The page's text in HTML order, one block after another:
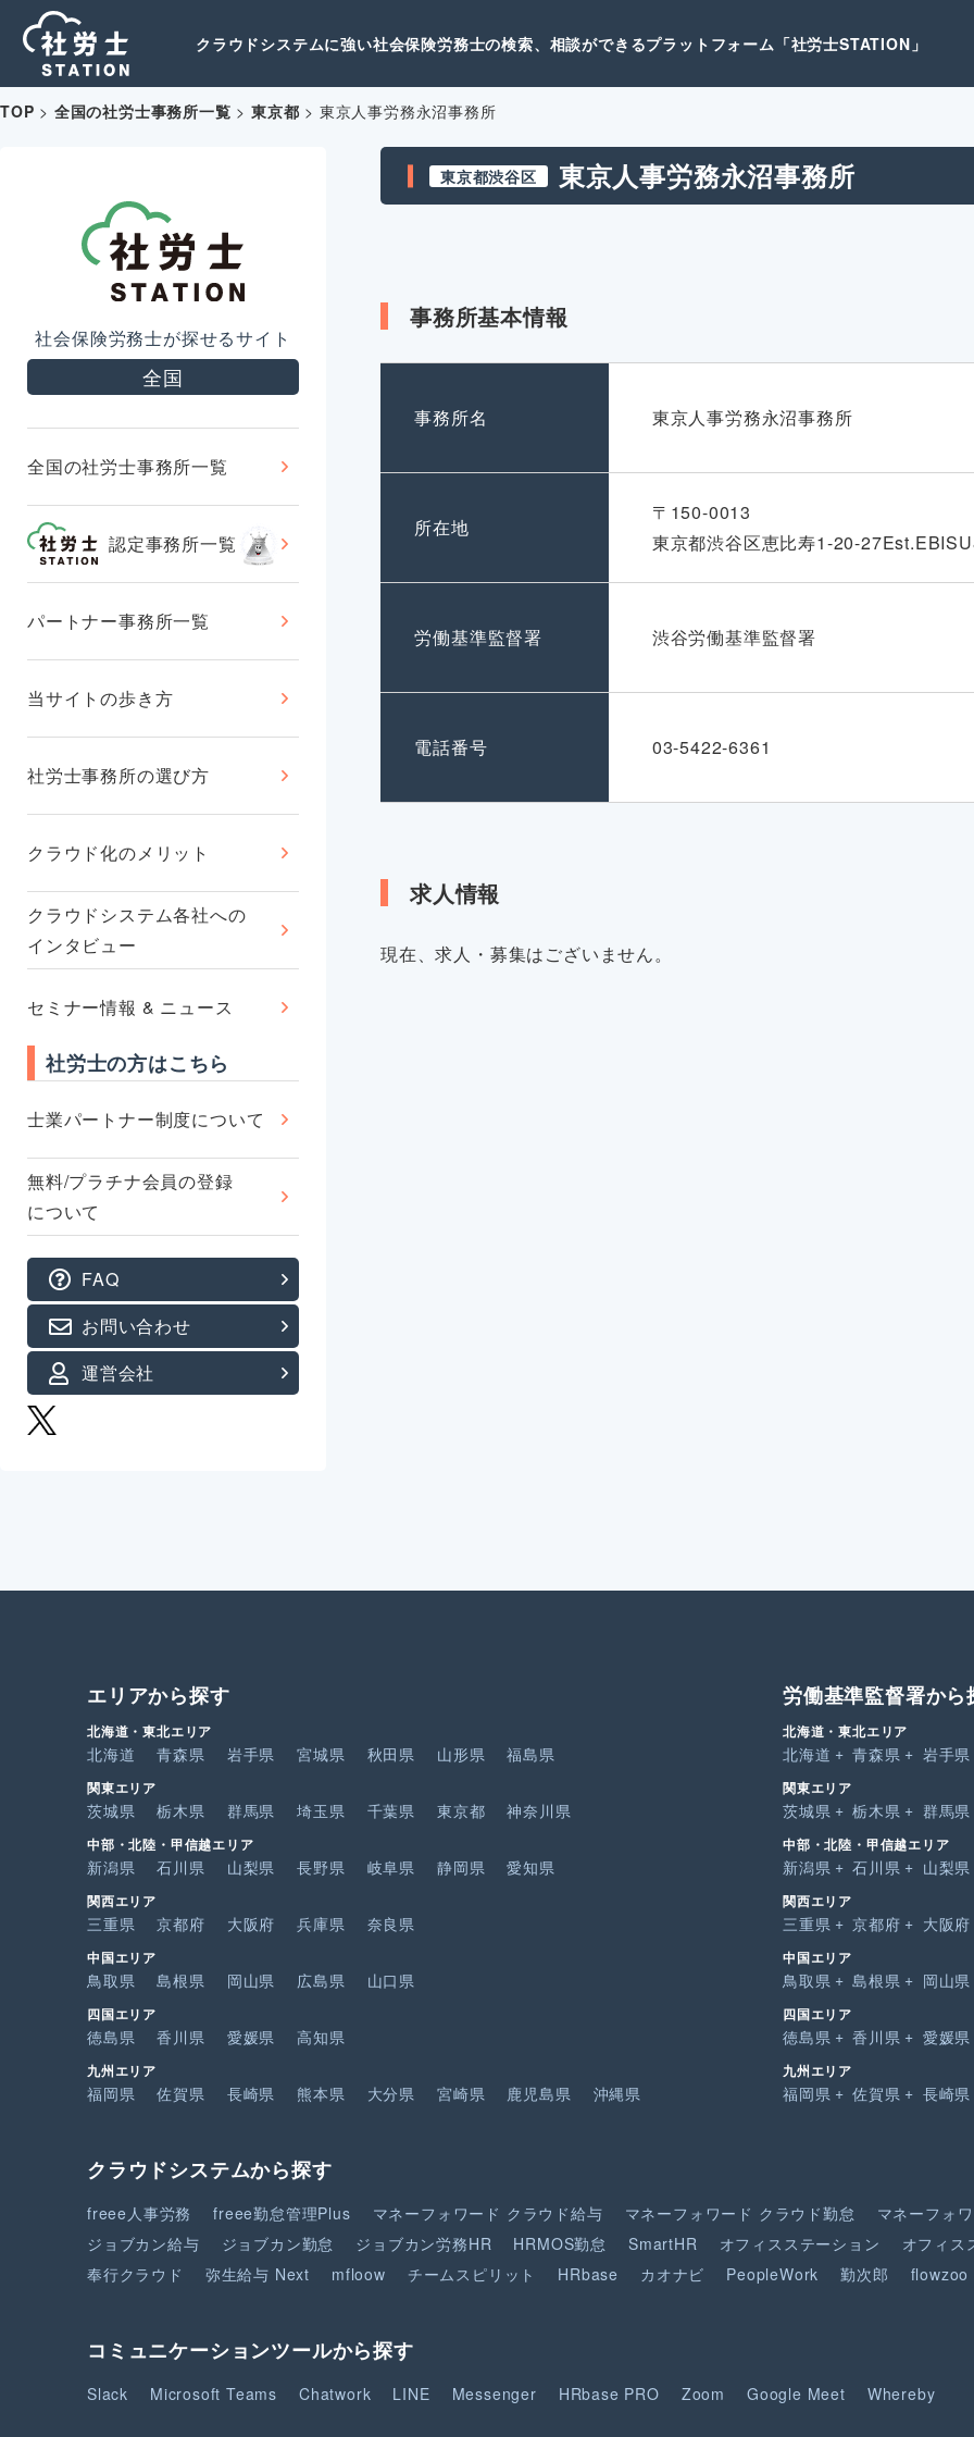
クラウドシステムに強い社会保険労務士の検索、相談ができるプラットフォーム「社労士STATION」
TOP > 全国の社労士事務所一覧 >東京都 > 東京人事労務永沼事務所
社会保険労務士が探せるサイト
全国
全国の社労士事務所一覧
認定事務所一覧
パートナー事務所一覧
当サイトの歩き方
社労士事務所の選び方
クラウド化のメリット
クラウドシステム各社への
インタビュー
セミナー情報 & ニュース
社労士の方はこちら
士業パートナー制度について
無料/プラチナ会員の登録
について
FAQ
お問い合わせ
運営会社
東京都渋谷区 東京人事労務永沼事務所
事務所基本情報
事務所名 東京人事労務永沼事務所
所在地
〒150-0013
東京都渋谷区恵比寿1-20-
労働基準監督署 渋谷労働基準監督署
電話番号 03-5422-6361
求人情報
現在、求人・募集はございません。
エリアから探す
北海道・東北エリア
北海道 青森県 岩手県 宮城県 秋田県 山形県 福島県
関東エリア
茨城県 栃木県 群馬県 埼玉県 千葉県 東京都 神奈川県
中部・北陸・甲信越エリア
新潟県 石川県 山梨県 長野県 岐阜県 静岡県 愛知県
関西エリア
三重県 京都府 大阪府 兵庫県 奈良県
中国エリア
鳥取県 島根県 岡山県 広島県 山口県
四国エリア
徳島県 香川県 愛媛県 高知県
九州エリア
福岡県 佐賀県 長崎県 熊本県 大分県 宮崎県 鹿児島県 沖縄県
労働基準監督署から
北海道・東北エリア
北海道 青森県 岩手県
関東エリア
茨城県 栃木県 群馬県
中部・北陸・甲信越エリア
新潟県 石川県 山梨県
関西エリア
三重県 京都府 大阪府
中国エリア
鳥取県 島根県 岡山県
四国エリア
徳島県 香川県 愛媛県
九州エリア
福岡県 佐賀県 長崎県
クラウドシステムから探す
freee人事労務 freee勤怠管理Plus マネーフォワード クラウド給与 マネーフォワード クラウド勤怠
マネーフォ
ジョブカン給与
ジョブカン勤怠 ジョブカン労務HR HRMOS勤怠 SmartHR オフィスステーション
オフィス
奉行クラウド
弥生給与 Next mfloow チームスピリット HRbase カオナビ PeopleWork 勤次郎 flowzoo
コミュニケーションツールから探す
Slack Microsoft Teams Chatwork LINE Messenger HRbase PRO Zoom Google Meet Whereby